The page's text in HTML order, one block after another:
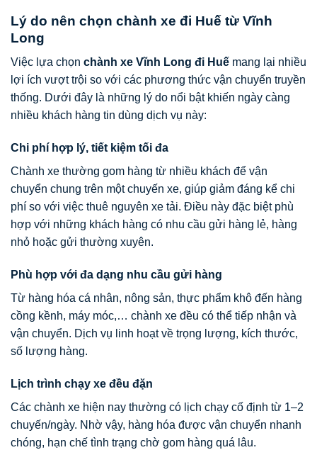
Lý do nên chọn chành xe đi Huế từ Vĩnh
Long
Việc lựa chọn chành xe Vĩnh Long đi Huế mang lại nhiều
lợi ích vượt trội so với các phương thức vận chuyển truyền
thống. Dưới đây là những lý do nổi bật khiến ngày càng
nhiều khách hàng tin dùng dịch vụ này:
Chi phí hợp lý, tiết kiệm tối đa
Chành xe thường gom hàng từ nhiều khách để vận
chuyển chung trên một chuyến xe, giúp giảm đáng kể chi
phí so với việc thuê nguyên xe tải. Điều này đặc biệt phù
hợp với những khách hàng có nhu cầu gửi hàng lẻ, hàng
nhỏ hoặc gửi thường xuyên.
Phù hợp với đa dạng nhu cầu gửi hàng
Từ hàng hóa cá nhân, nông sản, thực phẩm khô đến hàng
cồng kềnh, máy móc,… chành xe đều có thể tiếp nhận và
vận chuyển. Dịch vụ linh hoạt về trọng lượng, kích thước,
số lượng hàng.
Lịch trình chạy xe đều đặn
Các chành xe hiện nay thường có lịch chạy cố định từ 1–2
chuyến/ngày. Nhờ vậy, hàng hóa được vận chuyển nhanh
chóng, hạn chế tình trạng chờ gom hàng quá lâu.